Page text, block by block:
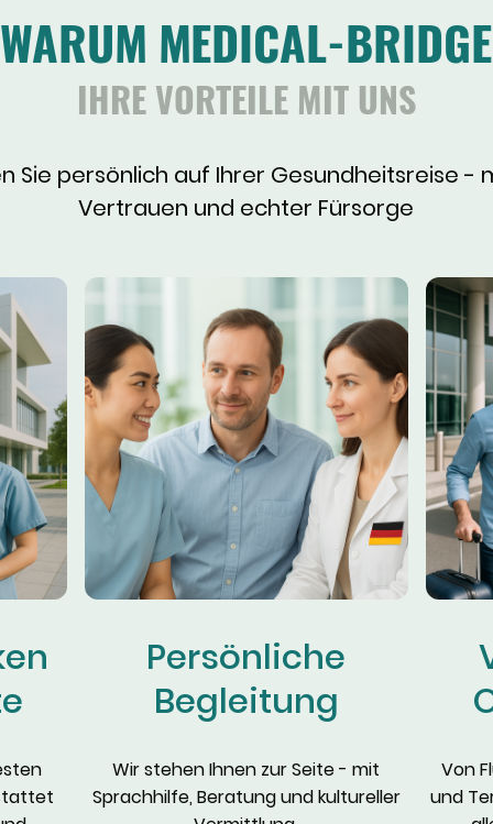
WARUM MEDICAL-BRIDGE
IHRE VORTEILE MIT UNS
Sie persönlich auf Ihrer Gesundheitsreise -
Vertrauen und echter Fürsorge
Persönliche
Begleitung
Wir stehen Ihnen zur Seite - mit
Sprachhilfe, Beratung und kultureller
Von
und